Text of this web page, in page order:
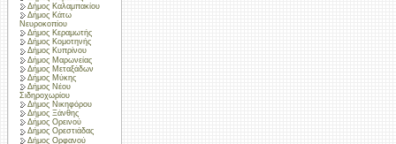
Δήμος Καλαμπακίου
Δήμος Κάτω
Νευροκοπίου
Δήμος Κεραμωτής
Δήμος Κομοτηνής
Δήμος Κυπρίνου
Δήμος Μαρωνείας
Δήμος Μεταξάδων
Δήμος Μύκης
Δήμος Νέου
Σιδηροχωρίου
Δήμος Νικηφόρου
Δήμος Ξάνθης
Δήμος Ορεινού
Δήμος Ορεστιάδας
Δήμος Ορφανού